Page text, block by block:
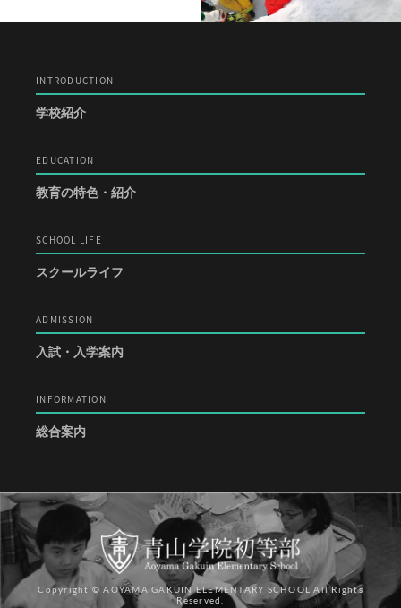
INTRODUCTION
学校紹介
EDUCATION
教育の特色・紹介
SCHOOL LIFE
スクールライフ
ADMISSION
入試・入学案内
INFORMATION
総合案内
Copyright © AOYAMA GAKUIN ELEMENTARY SCHOOL All Rights
Reserved.